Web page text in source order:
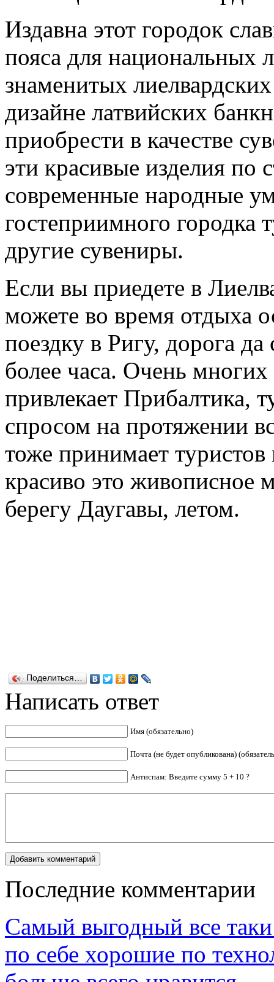
Издавна этот городок
пояса для национальных
знаменитых
дизайне латвийских
приобрести в качестве
эти красивые изделия по
современные народные
гостеприимного городка
другие сувениры.
Если вы приедете в
можете во время отдыха
поездку в Ригу, дорога
более часа. Очень
привлекает Прибалтика,
спросом на протяжении
тоже принимает
красиво это живописное
берегу Даугавы, летом.
Поделиться…
Написать ответ
Имя (обязательно)
Почта (не будет опубликована)
Антиспам: Введите сумму 5 + 10 ?
Последние комментарии
Самый выгодный все таки
по себе хорошие по